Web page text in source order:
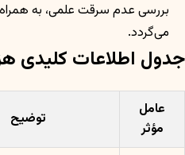
بررسی عدم سرقت علمی، به
می‌گردد.
جدول اطلاعات کلیدی
عامل
مؤثر
توضیح